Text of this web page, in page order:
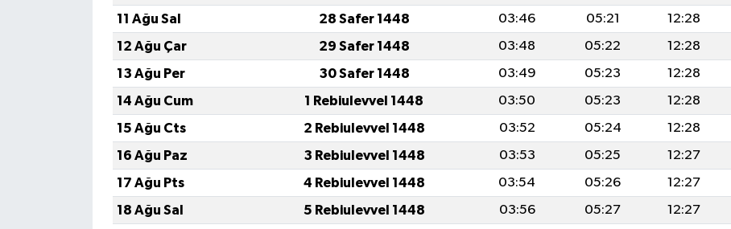
11 Ağu Sal
28 Safer 1448 03:46 05:21 12:28
12 Ağu Çar
29 Safer 1448 03:48 05:22 12:28
13 Ağu Per
30 Safer 1448 03:49 05:23 12:28
14 Ağu Cum
1 Rebiulevvel 1448 03:50 05:23 12:28
15 Ağu Cts
2 Rebiulevvel 1448 03:52 05:24 12:28
16 Ağu Paz
3 Rebiulevvel 1448 03:53 05:25 12:27
17 Ağu Pts
4 Rebiulevvel 1448 03:54 05:26 12:27
18 Ağu Sal
5 Rebiulevvel 1448 03:56 05:27 12:27